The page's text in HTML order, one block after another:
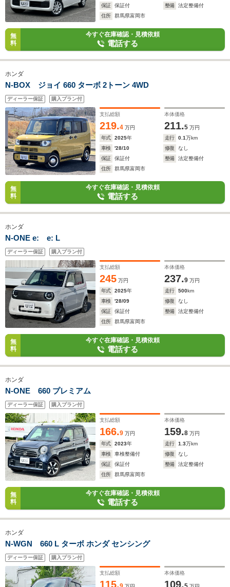
保証
保証付 整備
法定整備付
住所
群馬県富岡市
無
料
今すぐ在庫確認・見積依頼
電話する
ホンダ
N-BOX ジョイ 660 ターボ 2トーン 4WD
ディーラー保証 購入プラン付
支払総額
219.4 万円
本体価格
211.5 万円
年式
2025年 走行 0.1万km
車検
'28/10 修復
なし
保証
保証付 整備
法定整備付
住所
群馬県富岡市
無
料
今すぐ在庫確認・見積依頼
電話する
ホンダ
N-ONE e: e: L
ディーラー保証 購入プラン付
支払総額
245 万円
本体価格
237.9 万円
年式
2025年 走行 500km
車検
'28/09 修復
なし
保証
保証付 整備
法定整備付
住所
群馬県富岡市
無
料
今すぐ在庫確認・見積依頼
電話する
ホンダ
N-ONE 660 プレミアム
ディーラー保証 購入プラン付
支払総額
166.9 万円
本体価格
159.8 万円
年式
2023年 走行 1.3万km
車検
車検整備付 修復
なし
保証
保証付 整備
法定整備付
住所
群馬県富岡市
無
料
今すぐ在庫確認・見積依頼
電話する
ホンダ
N-WGN 660 L ターボ ホンダ センシング
ディーラー保証 購入プラン付
支払総額
115.
本体価格
109.